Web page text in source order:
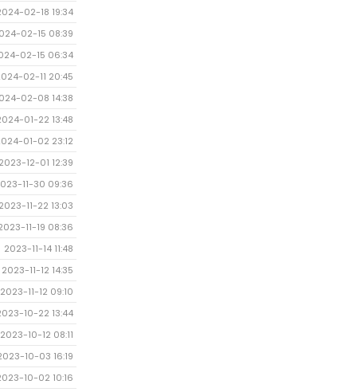
02-18 19:34
02-15 08:39
02-15 06:34
02-11 20:45
02-08 14:38
01-22 13:48
01-02 23:12
2023-12-01 12:39
11-30 09:36
2023-11-22 13:03
11-19 08:36
2023-11-14 11:48
2023-11-12 14:35
2023-11-12 09:10
10-22 13:44
2023-10-12 08:11
10-03 16:19
10-02 10:16